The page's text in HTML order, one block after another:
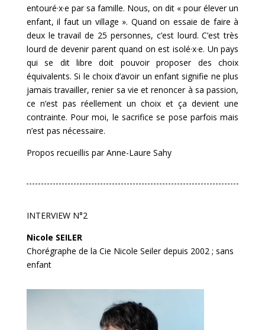
entouré·x·e par sa famille. Nous, on dit « pour élever un
enfant, il faut un village ». Quand on essaie de faire à
deux le travail de 25 personnes, c’est lourd. C’est très
lourd de devenir parent quand on est isolé·x·e. Un pays
qui se dit libre doit pouvoir proposer des choix
équivalents. Si le choix d’avoir un enfant signifie ne plus
jamais travailler, renier sa vie et renoncer à sa passion,
ce n’est pas réellement un choix et ça devient une
contrainte. Pour moi, le sacrifice se pose parfois mais
n’est pas nécessaire.
Propos recueillis par Anne-Laure Sahy
INTERVIEW N°2
Nicole SEILER
Chorégraphe de la Cie Nicole Seiler depuis 2002 ; sans
enfant